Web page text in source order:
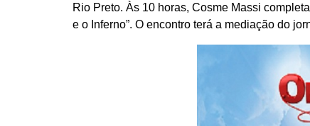
Rio Preto. Às 10 horas, Cosme Massi
e o Inferno”. O encontro terá a mediação do